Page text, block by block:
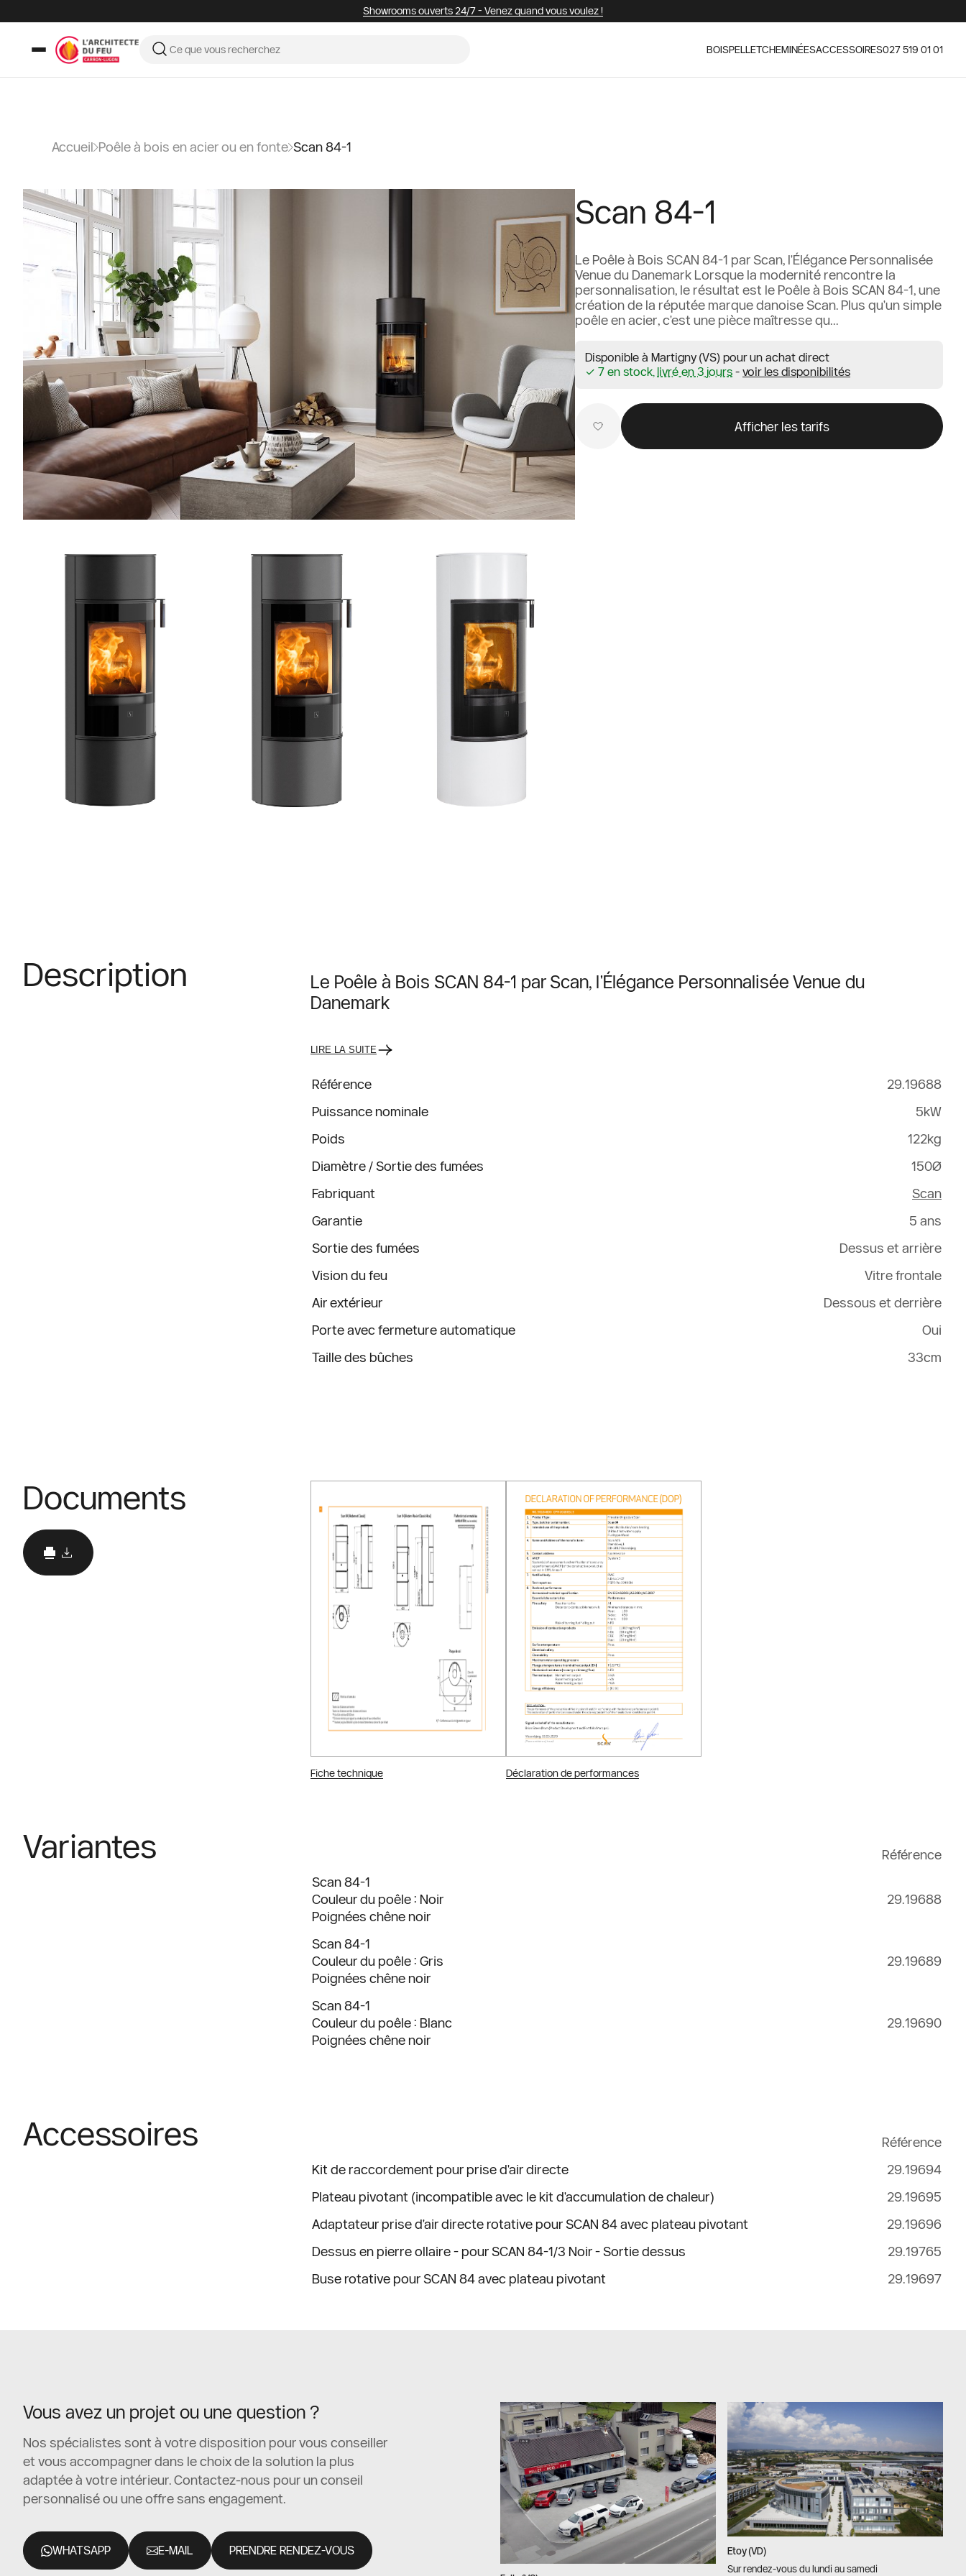
Showrooms ouverts 24/7 - Venez quand vous voulez !
BOISPELLETCHEMINÉESACCESSOIRES027 519 01 01
Accueil Poêle à bois en acier ou en fonte Scan 84-1
Scan 84-1
Le Poêle à Bois SCAN 84-1 par Scan, l'Élégance Personnalisée
Venue du Danemark Lorsque la modernité rencontre la
personnalisation, le résultat est le Poêle à Bois SCAN 84-1, une
création de la réputée marque danoise Scan. Plus qu'un simple
poêle en acier, c'est une pièce maîtresse qu...
Disponible à Martigny (VS) pour un achat direct
✓ 7 en stock, livré en 3 jours - voir les disponibilités
Afficher les tarifs
Description
Le Poêle à Bois SCAN 84-1 par Scan, l'Élégance Personnalisée Venue du
Danemark
LIRE LA SUITE
Référence
29.19688
Puissance nominale
5kW
Poids
122kg
Diamètre / Sortie des fumées
150Ø
Fabriquant
Scan
Garantie
5 ans
Sortie des fumées
Dessus et arrière
Vision du feu
Vitre frontale
Air extérieur
Dessous et derrière
Porte avec fermeture automatique
Oui
Taille des bûches
33cm
Documents
Fiche technique Déclaration de performances
Variantes
Référence
Scan 84-1
Couleur du poêle : Noir
Poignées chêne noir
29.19688
Scan 84-1
Couleur du poêle : Gris
Poignées chêne noir
29.19689
Scan 84-1
Couleur du poêle : Blanc
Poignées chêne noir
29.19690
Accessoires
Référence
Kit de raccordement pour prise d'air directe
29.19694
Plateau pivotant (incompatible avec le kit d'accumulation de chaleur)
29.19695
Adaptateur prise d'air directe rotative pour SCAN 84 avec plateau pivotant
29.19696
Dessus en pierre ollaire - pour SCAN 84-1/3 Noir - Sortie dessus
29.19765
Buse rotative pour SCAN 84 avec plateau pivotant
29.19697
Vous avez un projet ou une question ?
Nos spécialistes sont à votre disposition pour vous conseiller
et vous accompagner dans le choix de la solution la plus
adaptée à votre intérieur. Contactez-nous pour un conseil
personnalisé ou une offre sans engagement.
WHATSAPP E-MAIL PRENDRE RENDEZ-VOUS
Etoy (VD)
Sur rendez-vous du lundi au samedi